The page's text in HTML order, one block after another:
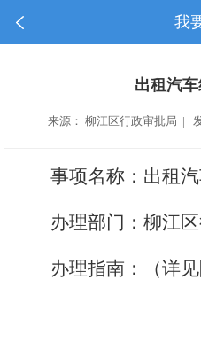
我
出租汽
来源： 柳江区行政审批局 |
事项名称： 出租
办理部门： 柳江
办理指南：（详见